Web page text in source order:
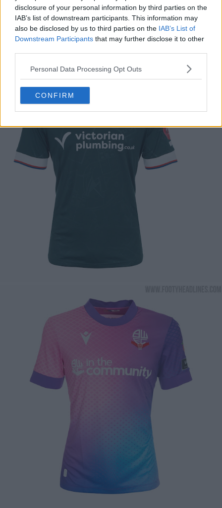
disclosure of your personal information by third parties on the
IAB’s list of downstream participants. This information may
also be disclosed by us to third parties on the IAB’s List of
Downstream Participants that may further disclose it to other
Personal Data Processing Opt Outs
CONFIRM